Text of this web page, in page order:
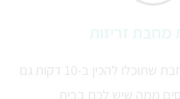
מחבת זריזות
28 רעיונות לארוחות מחבת שתוכלו להכין ב-10 דקות גם
ממה שיש לכם בבית